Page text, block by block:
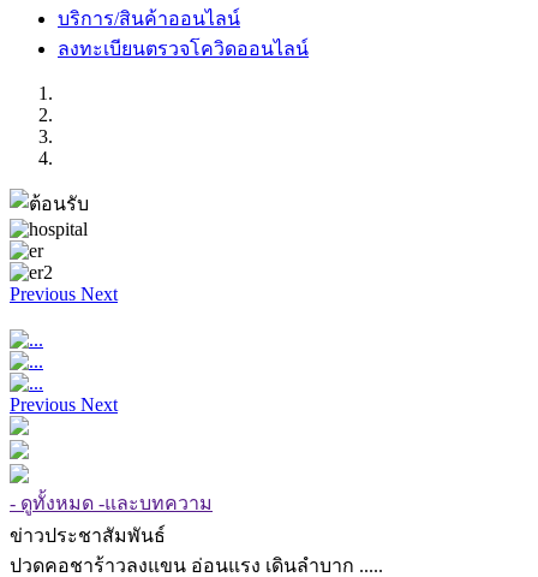
บริการ/สินค้าออนไลน์
ลงทะเบียนตรวจโควิดออนไลน์
Previous Next
Previous Next
- ดูทั้งหมด -และบทความ
ข่าวประชาสัมพันธ์
ปวดคอชาร้าวลงแขน อ่อนแรง เดินลำบาก .....